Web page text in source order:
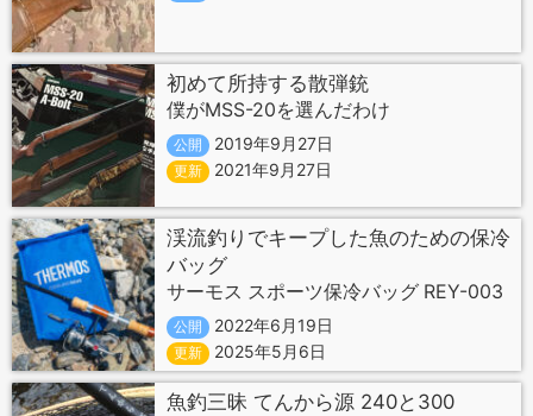
初めて所持する散弾銃
僕がMSS-20を選んだわけ
公開 2019年9月27日
更新 2021年9月27日
渓流釣りでキープした魚のための保冷
バッグ
サーモス スポーツ保冷バッグ REY-003
公開 2022年6月19日
更新 2025年5月6日
魚釣三昧 てんから源 240と300